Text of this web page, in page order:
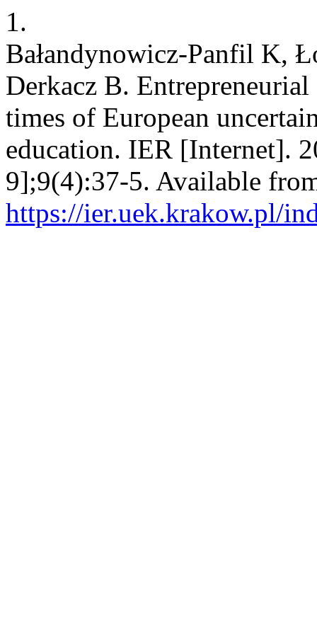
1.
Bałandynowicz-Panfil K,
Derkacz B.
times of European
education. IER [Internet].
9];9(4):37-5. Available
https://ier.uek.krakow.pl/